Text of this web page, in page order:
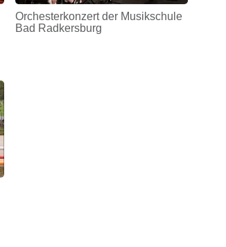
Orchesterkonzert der Musikschule
Bad Radkersburg